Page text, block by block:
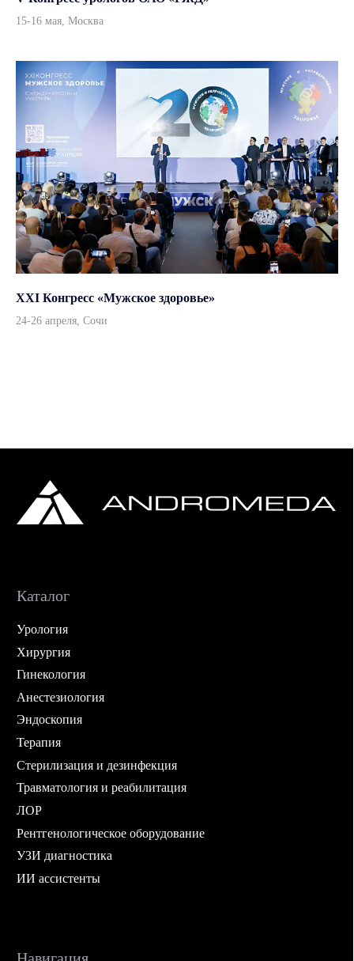
15-16 мая, Москва
XXI Конгресс «Мужское здоровье»
24-26 апреля, Сочи
Данный интернет-сайт, а также вся информация о товарах и ценах,
предоставленная на нём, носит исключительно информационный
Согласие на обработку персональных данных
Дизайн и вёрстка — ksfaster
Политика конфиденциальности
© 2026, ООО «Андромеда Медикал»
Все права защищены